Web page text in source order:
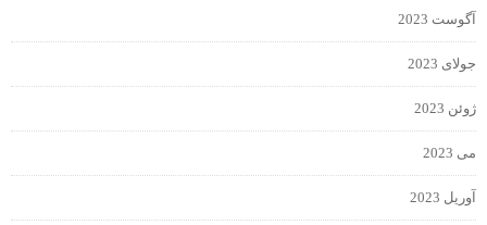
آگوست 2023
جولای 2023
ژوئن 2023
می 2023
آوریل 2023